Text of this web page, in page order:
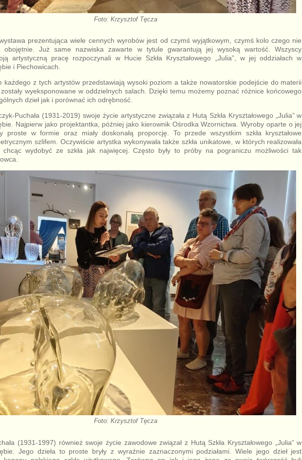
Foto: Krzysztof Tęcza
prezentująca wiele cennych wyrobów jest od czymś wyjątkowym, czymś kolo czego nie
obojętnie. Już same nazwiska zawarte w tytule gwarantują jej wysoką wartość. Wszyscy
artystyczną pracę rozpoczynali w Hucie Szkła Kryształowego „Julia”, w jej oddziałach w
i Piechowicach.
każdego z tych artystów przedstawiają wysoki poziom a także nowatorskie podejście do materii
zostały wyeksponowane w oddzielnych salach. Dzięki temu możemy poznać różnice końcowego
dzieł jak i porównać ich odrębność.
Puchała (1931-2019) swoje życie artystyczne związała z Hutą Szkła Kryształowego „Julia” w
Najpierw jako projektantka, później jako kierownik Ośrodka Wzornictwa. Wyroby oparte o jej
proste w formie oraz miały doskonałą proporcję. To przede wszystkim szkła kryształowe
szlifem. Oczywiście artystka wykonywała także szkła unikatowe, w których realizowała
chcąc wydobyć ze szkła jak najwięcej. Często były to próby na pograniczu możliwości tak
Foto: Krzysztof Tęcza
(1931-1997) również swoje życie zawodowe związał z Hutą Szkła Kryształowego „Julia” w
Jego dzieła to proste bryły z wyraźnie zaznaczonymi podziałami. Wiele jego dzieł jest